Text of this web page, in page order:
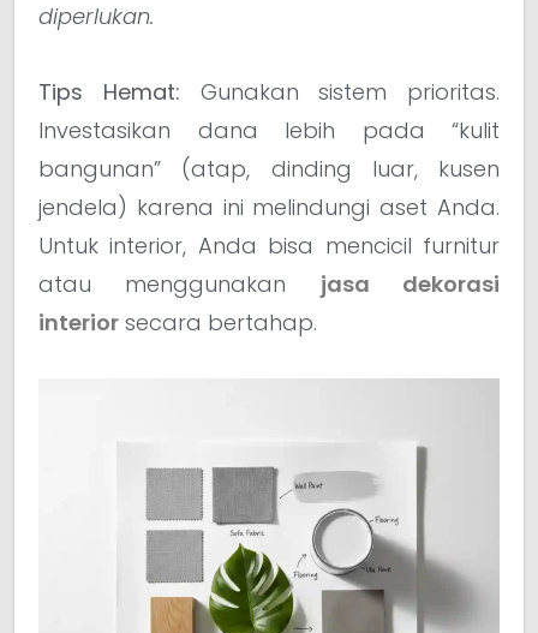
diperlukan.
Tips Hemat: Gunakan sistem prioritas.
Investasikan dana lebih pada “kulit
bangunan” (atap, dinding luar, kusen
jendela) karena ini melindungi aset Anda.
Untuk interior, Anda bisa mencicil furnitur
atau menggunakan jasa dekorasi
interior secara bertahap.